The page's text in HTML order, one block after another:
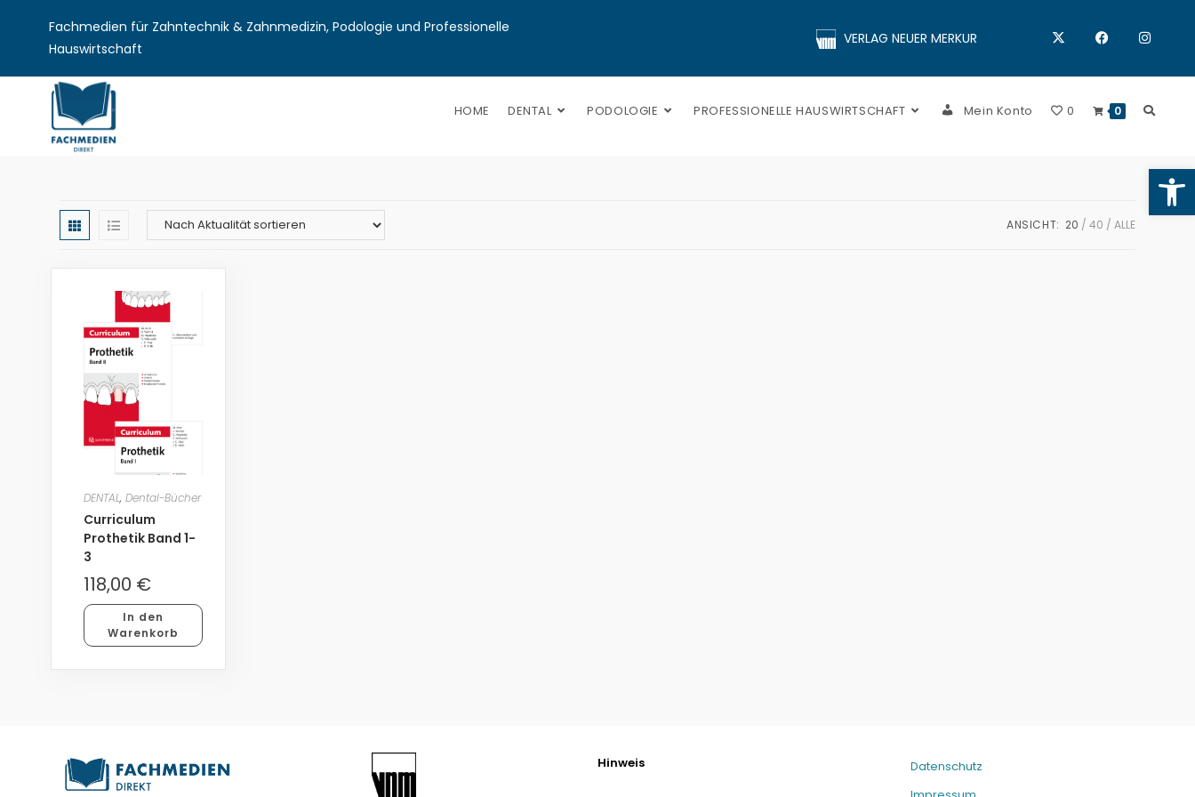
Fachmedien für Zahntechnik & Zahnmedizin, Podologie und Professionelle
Hauswirtschaft
VERLAG NEUER MERKUR
HOME DENTAL PODOLOGIE PROFESSIONELLE HAUSWIRTSCHAFT Mein Konto 0 0
ANSICHT: 20 40 ALLE
DENTAL,Dental-Bücher
Curriculum
Prothetik Band 1-
3
118,00 €
In den
Warenkorb
Hinweis
Datenschutz